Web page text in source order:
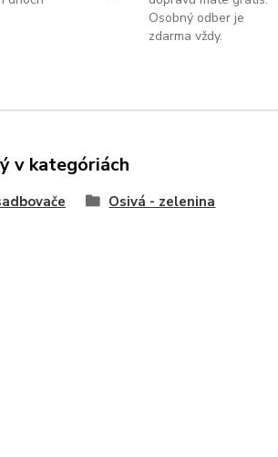
Osobný odber je
zdarma vždy.
v kategóriách
Osivá - zelenina